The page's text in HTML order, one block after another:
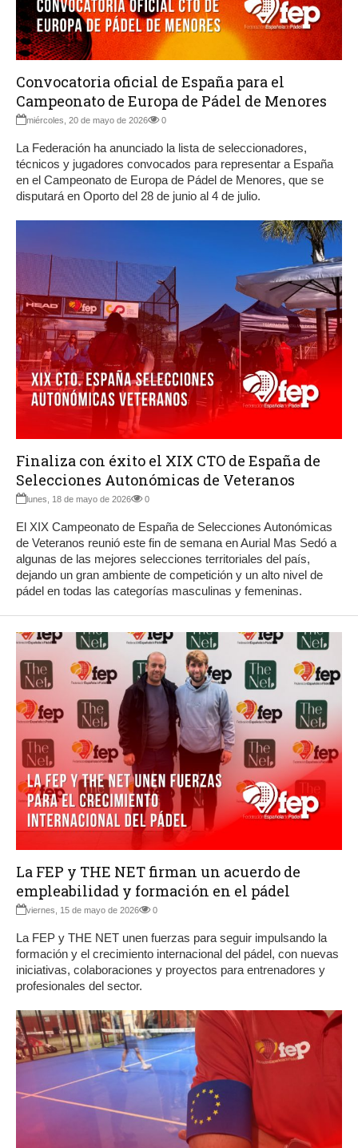
Convocatoria oficial de España para el
Campeonato de Europa de Pádel de Menores
miércoles, 20 de mayo de 2026 0
La Federación ha anunciado la lista de seleccionadores,
técnicos y jugadores convocados para representar a España
en el Campeonato de Europa de Pádel de Menores, que se
disputará en Oporto del 28 de junio al 4 de julio.
Finaliza con éxito el XIX CTO de España de
Selecciones Autonómicas de Veteranos
lunes, 18 de mayo de 2026 0
El XIX Campeonato de España de Selecciones Autonómicas
de Veteranos reunió este fin de semana en Aurial Mas Sedó a
algunas de las mejores selecciones territoriales del país,
dejando un gran ambiente de competición y un alto nivel de
pádel en todas las categorías masculinas y femeninas.
La FEP y THE NET firman un acuerdo de
empleabilidad y formación en el pádel
viernes, 15 de mayo de 2026 0
La FEP y THE NET unen fuerzas para seguir impulsando la
formación y el crecimiento internacional del pádel, con nuevas
iniciativas, colaboraciones y proyectos para entrenadores y
profesionales del sector.